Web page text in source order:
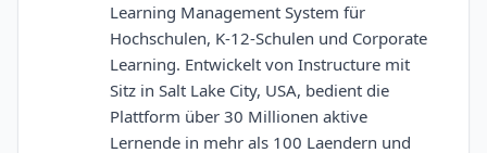
Learning Management System für
Hochschulen, K-12-Schulen und Corporate
Learning. Entwickelt von Instructure mit
Sitz in Salt Lake City, USA, bedient die
Plattform über 30 Millionen aktive
Lernende in mehr als 100 Laendern und